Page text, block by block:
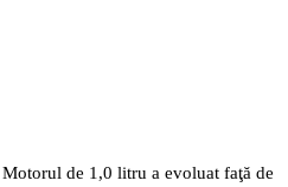
Motorul de 1,0 litru a evoluat faţă de